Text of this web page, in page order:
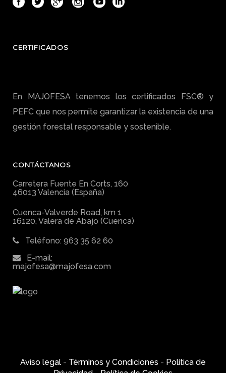
CERTIFICADOS
En MAJOFESA tenemos los certificados FSC® y
PEFC que nos permite garantizar la existencia de una
gestión forestal responsable y sostenible.
CONTÁCTANOS
Carretera Fuente En Corts, 160
46013 Valencia (España)
Cuenca-Valverde Road, km 1
16120, Valera de Abajo (Cuenca)
Teléfono: 963 35 62 60
E-mail:
majofesa@majofesa.com
Aviso legal - Términos y Condiciones - Política de